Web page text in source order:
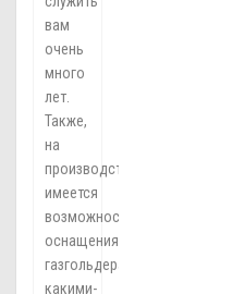
вам
очень
много
лет.
Также,
на
производстве
имеется
возможность
оснащения
газгольдера
какими-